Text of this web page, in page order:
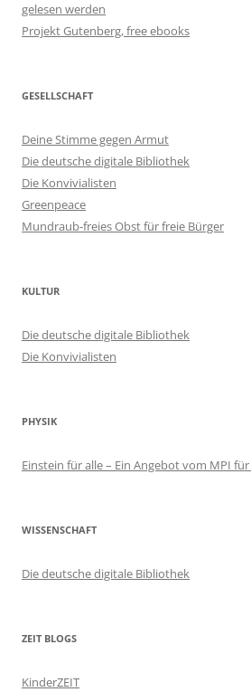
gelesen werden
Projekt Gutenberg, free ebooks
GESELLSCHAFT
Deine Stimme gegen Armut
Die deutsche digitale Bibliothek
Die Konvivialisten
Greenpeace
Mundraub-freies Obst für freie Bürger
KULTUR
Die deutsche digitale Bibliothek
Die Konvivialisten
PHYSIK
Einstein für alle – Ein Angebot vom MPI
WISSENSCHAFT
Die deutsche digitale Bibliothek
ZEIT BLOGS
KinderZEIT